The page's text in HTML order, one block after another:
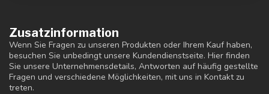
Zusatzinformation
Wenn Sie Fragen zu unseren Produkten oder Ihrem Kauf haben,
besuchen Sie unbedingt unsere Kundendienstseite. Hier finden
Sie unsere Unternehmensdetails, Antworten auf häufig gestellte
Fragen und verschiedene Möglichkeiten, mit uns in Kontakt zu
treten.